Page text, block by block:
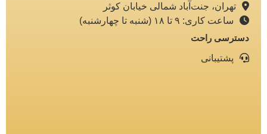
تهران، جنت‌آباد شمالی خیابان کوثر
ساعت کاری: ۹ تا ۱۸ (شنبه تا چهارشنبه)
دسترسی راحت
پشتیبانی